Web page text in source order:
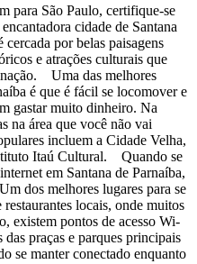
para São Paulo, certifique-se
cidade de Santana
cercada por belas paisagens
e atrações culturais que
Uma das melhores
é que é fácil se locomover e
gastar muito dinheiro. Na
na área que você não vai
incluem a Cidade Velha,
Itaú Cultural. Quando se
em Santana de Parnaíba,
dos melhores lugares para se
locais, onde muitos
existem pontos de acesso Wi-
praças e parques principais
se manter conectado enquanto